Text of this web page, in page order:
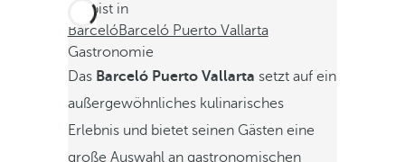
Du bist in
BarcelóBarceló Puerto Vallarta
Gastronomie
Das Barceló Puerto Vallarta setzt auf ein
außergewöhnliches kulinarisches
Erlebnis und bietet seinen Gästen eine
große Auswahl an gastronomischen